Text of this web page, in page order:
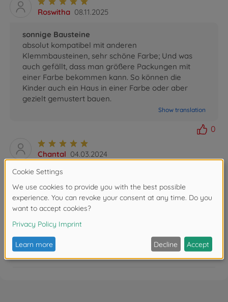
Roswitha 08.11.2025
sonnige Bausteine
absolut kompatibel mit anderen
Klemmbausteinen, sehr schöne Farbe; Und was
auch gefällt, dass man größere Packungen mit
einer Farbe bekommen kann. So können die
Kinder auch ein Haus in einer Farbe oder aber
gezielt gemustert bauen.
Show translation
0
Chantal 04.03.2024
Bin sehr zufrieden
Tolles Produkt. Schöne Farbe.Steine passen gut
zusammen.
FAQ